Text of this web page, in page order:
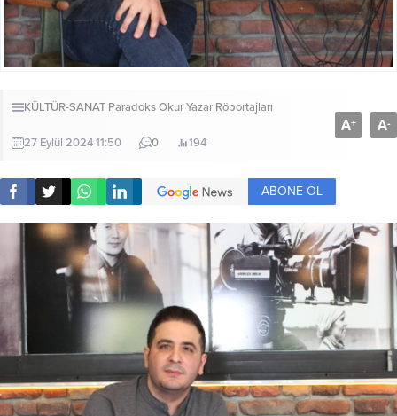
KÜLTÜR-SANAT Paradoks Okur Yazar Röportajları
27 Eylül 2024 11:50 0 194
A+ A-
ABONE OL